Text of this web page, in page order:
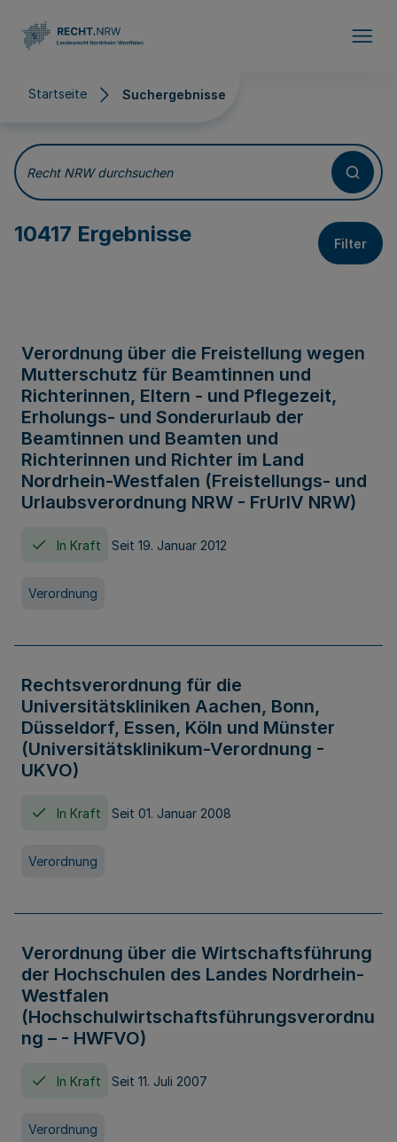
Startseite Suchergebnisse
Suchergebnisse
Recht NRW durchsuchen
10417 Ergebnisse Filter
Verordnung über die Freistellung wegen
Mutterschutz für Beamtinnen und
Richterinnen, Eltern - und Pflegezeit,
Erholungs- und Sonderurlaub der
Beamtinnen und Beamten und
Richterinnen und Richter im Land
Nordrhein-Westfalen (Freistellungs- und
Urlaubsverordnung NRW - FrUrlV NRW)
In Kraft Seit 19. Januar 2012
Verordnung
Rechtsverordnung für die
Universitätskliniken Aachen, Bonn,
Düsseldorf, Essen, Köln und Münster
(Universitätsklinikum-Verordnung -
UKVO)
In Kraft Seit 01. Januar 2008
Verordnung
Verordnung über die Wirtschaftsführung
der Hochschulen des Landes Nordrhein-
Westfalen
(Hochschulwirtschaftsführungsverordnu
ng – - HWFVO)
In Kraft Seit 11. Juli 2007
Verordnung